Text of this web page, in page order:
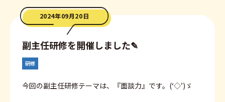
2024年09月20日
副主任研修を開催しました✎
研修
今回の副主任研修テーマは、『面談力』です。(‘◇’)ゞ